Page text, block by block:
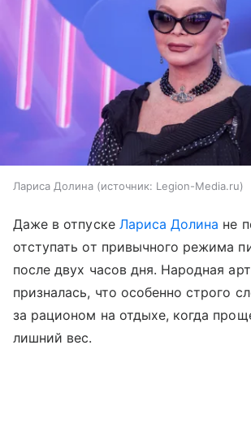
Лариса Долина источник: Legion-Media.ru
Даже в отпуске Лариса Долина не
отступать от привычного режима
после двух часов дня. Народная
призналась, что особенно строго
за рационом на отдыхе, когда
лишний вес.